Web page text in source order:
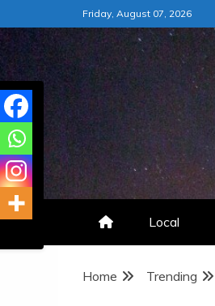
to
content
Friday, August 07, 2026
Local
Home Trending